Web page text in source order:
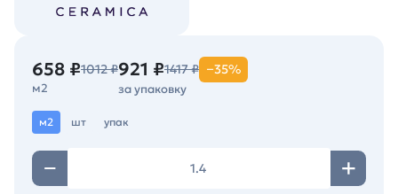
658 ₽1012 ₽
м2
921 ₽1417 ₽ −35%
за упаковку
м2 шт упак